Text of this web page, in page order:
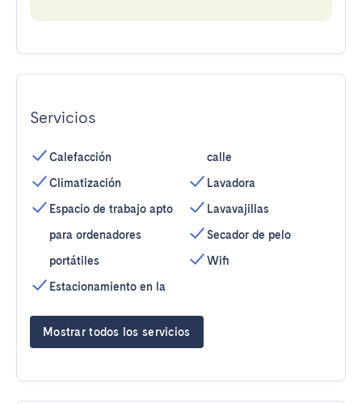
Servicios
Calefacción
Climatización
Espacio de trabajo apto
para ordenadores
portátiles
Estacionamiento en la
calle
Lavadora
Lavavajillas
Secador de pelo
Wifi
Mostrar todos los servicios